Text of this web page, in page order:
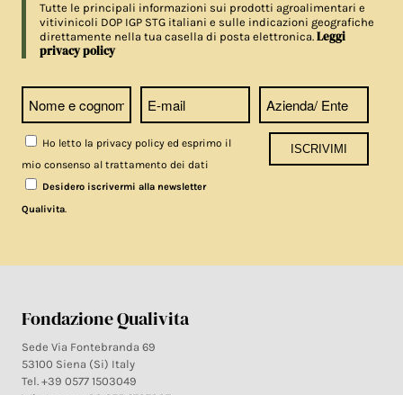
Tutte le principali informazioni sui prodotti agroalimentari e
vitivinicoli DOP IGP STG italiani e sulle indicazioni geografiche
direttamente nella tua casella di posta elettronica.Leggi
privacy policy
Ho letto la privacy policy ed esprimo il
mio consenso al trattamento dei dati
Desidero iscrivermi alla newsletter
Qualivita.
Fondazione Qualivita
Sede Via Fontebranda 69
53100 Siena (Si) Italy
Tel. +39 0577 1503049